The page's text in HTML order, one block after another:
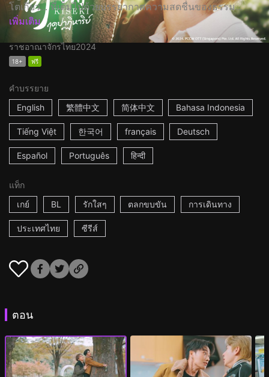
โตเกียว... ที่เต็มไปด้วยบรรยากาศความสดชื่นของธรรม...
เพิ่มเติม
ราชอาณาจักรไทย2024
18+ ฟรี
คำบรรยาย
English
繁體中文 简体中文 Bahasa Indonesia
Tiếng Việt 한국어 français Deutsch
Español Português हिन्दी
แท็ก
เกย์
BL รักใสๆ ตลกขบขัน การเดินทาง
ประเทศไทย ซีรีส์
ตอน